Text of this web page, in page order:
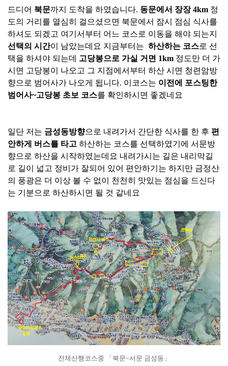
드디어 북문까지 도착을 하였습니다. 동문에서 장장 4km 정
도의 거리를 열심히 걸으셨으면 북문에서 잠시 점심 식사를
하셔도 되겠고 여기서부터 어느 코스로 이동을 해야 되는지
선택의 시간이 남았는데요 지금부터는 하산하는 코스로 선
택을 하셔야 되는데
고당봉으로 가실 거면 1km 정도만 더 가
시면 고당봉이 나오고 그 지점에서부터 하산 시면 청련암방
향으로 범어사가 나오게 됩니다. 이코스는 이전에 포스팅한
범어사~고당봉 초보 코스를 확인하시면 좋겠네요
일단 저는 금성동방향으로 내려가서 간단한 식사를 한 후 편
안하게 버스를 타고 하산하는 코스를 선택하였기에 서문방
향으로 하산을 시작하였는데요 내려가시는 길은 내리막길
로 길이 넓고 정비가 잘되어 있어 편안하기는 하지만 금정산
의 풍광은 더 이상 볼 수 없이 천천히 맛있는 점심을 드신다
는 기분으로 하산하시면 될 것 같네요
전체산행코스중 「북문~서문 금성동」